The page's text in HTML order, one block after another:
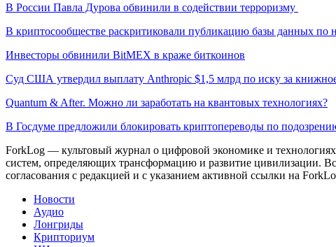
В России Павла Дурова обвинили в содействии терроризму
В криптосообществе раскритиковали публикацию базы данных
Инвесторы обвинили BitMEX в краже биткоинов
Суд США утвердил выплату Anthropic $1,5 млрд по иску за
Quantum & After. Можно ли заработать на квантовых технологиях?
В Госдуме предложили блокировать криптопереводы по
ForkLog — культовый журнал о цифровой экономике и
систем, определяющих трансформацию и развитие цивилизации.
согласования с редакцией и с указанием активной ссылки на
Новости
Аудио
Лонгриды
Крипториум